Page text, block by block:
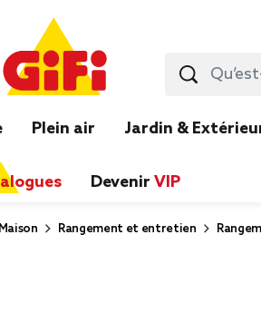
Plein air Jardin &
Devenir VIP
Maison Rangement et entretien